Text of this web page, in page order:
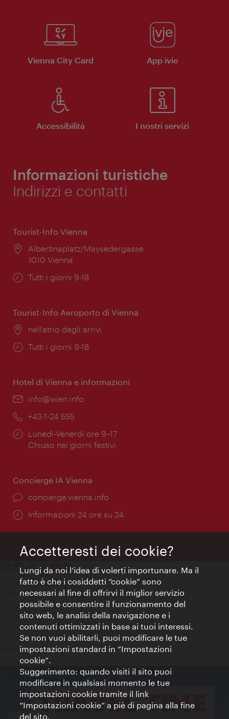
Vienna City Card App ivie
Accessibilità I nostri servizi
Informazioni turistiche
Indirizzi e contatti
Tourist-Info Vienna
Posizione:
Albertinaplatz/Maysedergasse
1010 Vienna
Orari
Tutti i giorni 9-18
Tourist-Info Aeroporto di Vienna
Posizione:
nell’atrio degli arrivi
Orari
Tutti i giorni 9-18
Hotel di Vienna e informazioni
Email:
info@wien.info
Telefono:
+43-1-24 555
Orari
di
Lunedì-Venerdì ore 9–17
Chiuso nei giorni festivi
Concierge IA Vienna
Ort:
concierge.vienna.info
Öffnungszeiten:
Informazioni 24 ore su 24
Contatti
Colophon
Dichiarazione sulla protezione dei dati
Terms of Use
Accessibilità
Contatto stampa
Impostazioni cookie
© Copyright WienTourismus
Accetteresti dei cookie?
Lungi da noi l’idea di volerti importunare. Ma il
fatto è che i cosiddetti “cookie” sono
necessari al fine di offrirvi il miglior servizio
possibile e consentire il funzionamento del
sito web, le analisi della navigazione e i
contenuti ottimizzati in base ai tuoi interessi.
Se non vuoi abilitarli, puoi modificare le tue
impostazioni standard in “Impostazioni
cookie”.
Suggerimento: quando visiti il sito puoi
modificare in qualsiasi momento le tue
impostazioni cookie tramite il link
“Impostazioni cookie” a piè di pagina alla fine
del sito.